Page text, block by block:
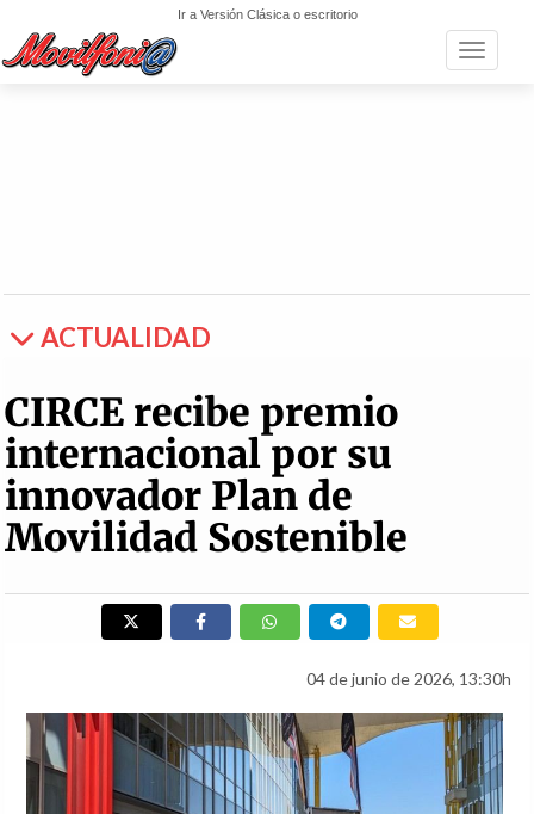
Ir a Versión Clásica o escritorio
Toggle
ACTUALIDAD
CIRCE recibe premio
internacional por su
innovador Plan de
Movilidad Sostenible
04 de junio de 2026, 13:30h